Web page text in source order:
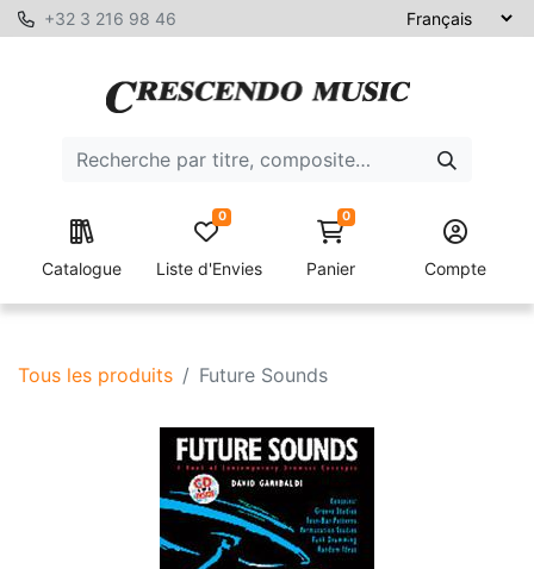
+32 3 216 98 46
Catalogue Liste d'Envies
0 0
Panier Compte
Tous les produits Future Sounds